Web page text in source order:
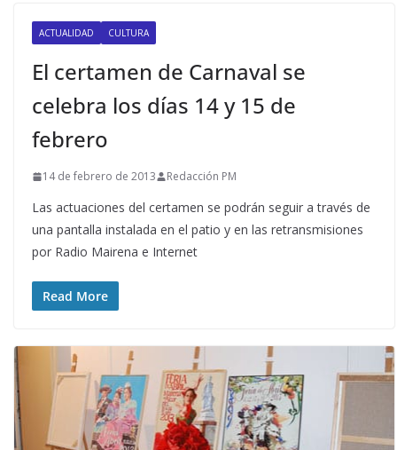
ACTUALIDAD CULTURA
El certamen de Carnaval se
celebra los días 14 y 15 de
febrero
14 de febrero de 2013 Redacción PM
Las actuaciones del certamen se podrán seguir a través de
una pantalla instalada en el patio y en las retransmisiones
por Radio Mairena e Internet
Read More